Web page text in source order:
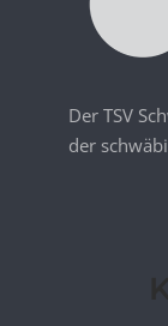
Der TSV
der